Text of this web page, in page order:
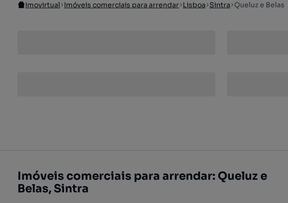
Imovirtual Imóveis comerciais para arrendar Lisboa Sintra Queluz e Belas
Imóveis comerciais para arrendar: Queluz e
Belas, Sintra